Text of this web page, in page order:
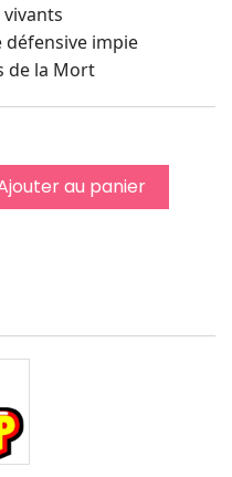
défensive impie
de la Mort
au panier